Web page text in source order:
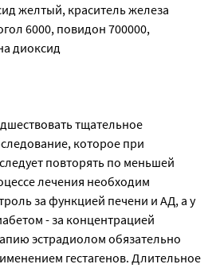
желтый, краситель железа
6000, повидон 700000,
диоксид
тщательное
которое при
повторять по меньшей
лечения необходим
за функцией печени и АД, а у
- за концентрацией
эстрадиолом обязательно
гестагенов. Длительное